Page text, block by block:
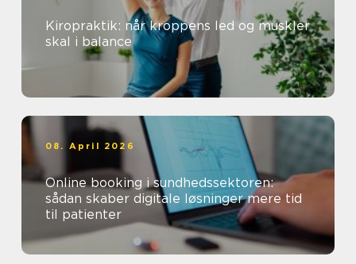
Kiropraktik: når kroppens led og muskler
skal i balance
08. April 2026
Online booking i sundhedssektoren:
sådan skaber digitale løsninger mere tid
til patienter